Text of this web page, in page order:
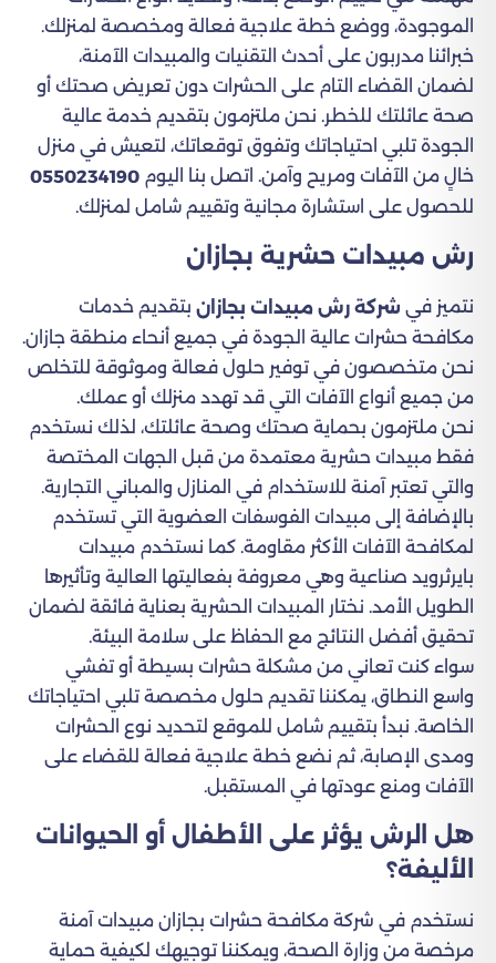
الموجودة، ووضع خطة علاجية فعالة ومخصصة لمنزلك.
خبرائنا مدربون على أحدث التقنيات والمبيدات الآمنة،
لضمان القضاء التام على الحشرات دون تعريض صحتك أو
صحة عائلتك للخطر. نحن ملتزمون بتقديم خدمة عالية
الجودة تلبي احتياجاتك وتفوق توقعاتك، لتعيش في منزل
خالٍ من الآفات ومريح وآمن. اتصل بنا اليوم 0550234190
للحصول على استشارة مجانية وتقييم شامل لمنزلك.
رش مبيدات حشرية بجازان
نتميز في شركة رش مبيدات بجازان بتقديم خدمات
مكافحة حشرات عالية الجودة في جميع أنحاء منطقة جازان.
نحن متخصصون في توفير حلول فعالة وموثوقة للتخلص
من جميع أنواع الآفات التي قد تهدد منزلك أو عملك.
نحن ملتزمون بحماية صحتك وصحة عائلتك، لذلك نستخدم
فقط مبيدات حشرية معتمدة من قبل الجهات المختصة
والتي تعتبر آمنة للاستخدام في المنازل والمباني التجارية.
بالإضافة إلى مبيدات الفوسفات العضوية التي تستخدم
لمكافحة الآفات الأكثر مقاومة. كما نستخدم مبيدات
بايرثرويد صناعية وهي معروفة بفعاليتها العالية وتأثيرها
الطويل الأمد. نختار المبيدات الحشرية بعناية فائقة لضمان
تحقيق أفضل النتائج مع الحفاظ على سلامة البيئة.
سواء كنت تعاني من مشكلة حشرات بسيطة أو تفشي
واسع النطاق، يمكننا تقديم حلول مخصصة تلبي احتياجاتك
الخاصة. نبدأ بتقييم شامل للموقع لتحديد نوع الحشرات
ومدى الإصابة، ثم نضع خطة علاجية فعالة للقضاء على
الآفات ومنع عودتها في المستقبل.
هل الرش يؤثر على الأطفال أو الحيوانات
الأليفة؟
نستخدم في شركة مكافحة حشرات بجازان مبيدات آمنة
مرخصة من وزارة الصحة، ويمكننا توجيهك لكيفية حماية